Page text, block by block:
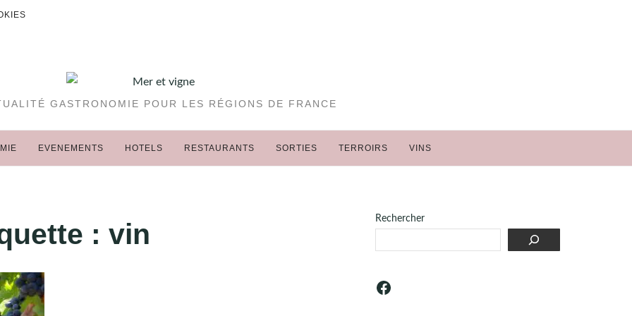
GASTRONOMIE POUR LES RÉGIONS DE FRANCE
EVENEMENTS HOTELS RESTAURANTS SORTIES TERROIRS VINS
:vin Rechercher
Facebook